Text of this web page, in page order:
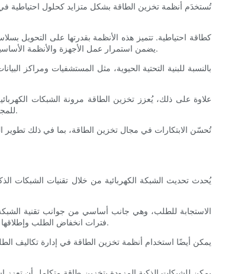
تُستخدَم أنظمة تخزين الطاقة بشكل متزايد كحلول احتياطية في
يضمن استمرار عمل الأجهزة والأنظمة الأساسية. ويُعد هذا مفيدًا بشكل خاص في المناطق المعرضة للكوارث الطبيعية أو عدم استقرار الشبكة، حيث يوفر حماية من انقطاعات التيار الكهربائي لفترات طويلة.
بالنسبة للبنية التحتية الحيوية، مثل المستشفيات ومراكز
علاوة على ذلك، يُعزز تخزين الطاقة مرونة الشبكات
للمجتمعات والخدمات الأساسية حتى في حالة تعطل الشبكة الرئيسية. لا تُحسّن هذه اللامركزية الاستجابة للطوارئ فحسب، بل تُعزز أيضًا استقلالية الطاقة ومرونتها.
تُحسّن الابتكارات في مجال تخزين الطاقة، بما في ذلك تطوير
يُحدث تحديث الشبكة الكهربائية من خلال تقنيات الشبكات
الاستجابة للطلب، وهي جانب أساسي من جوانب تقنية
فترات انخفاض الطلب وإطلاقها خلال فترات ذروة الطلب. وهذا لا يُسهم فقط في استقرار الشبكة، بل يُقلل أيضًا من الحاجة إلى محطات توليد الطاقة المكلفة والمُلوثة للبيئة في أوقات الذروة.
يمكن أيضًا استخدام أنظمة تخزين الطاقة في إدارة تكاليف